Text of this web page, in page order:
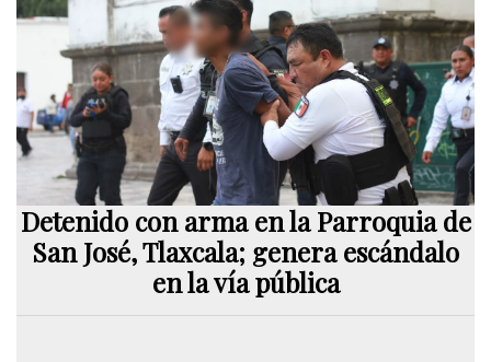
Detenido con arma en la Parroquia de
San José, Tlaxcala; genera escándalo
en la vía pública